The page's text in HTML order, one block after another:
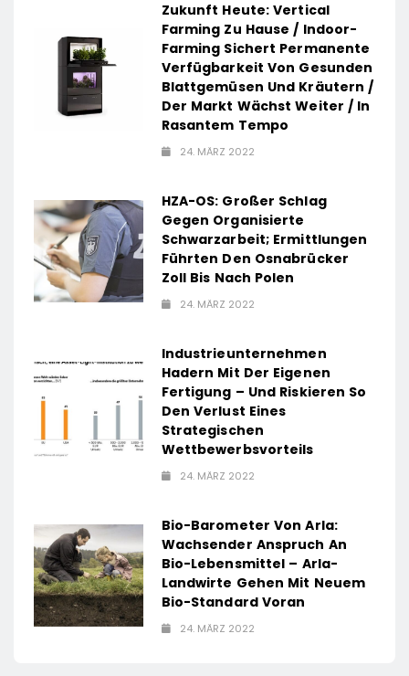
Zukunft Heute: Vertical
Farming Zu Hause / Indoor-
Farming Sichert Permanente
Verfügbarkeit Von Gesunden
Blattgemüsen Und Kräutern /
Der Markt Wächst Weiter / In
Rasantem Tempo
24. MÄRZ 2022
HZA-OS: Großer Schlag
Gegen Organisierte
Schwarzarbeit; Ermittlungen
Führten Den Osnabrücker
Zoll Bis Nach Polen
24. MÄRZ 2022
Industrieunternehmen
Hadern Mit Der Eigenen
Fertigung – Und Riskieren So
Den Verlust Eines
Strategischen
Wettbewerbsvorteils
24. MÄRZ 2022
Bio-Barometer Von Arla:
Wachsender Anspruch An
Bio-Lebensmittel – Arla-
Landwirte Gehen Mit Neuem
Bio-Standard Voran
24. MÄRZ 2022